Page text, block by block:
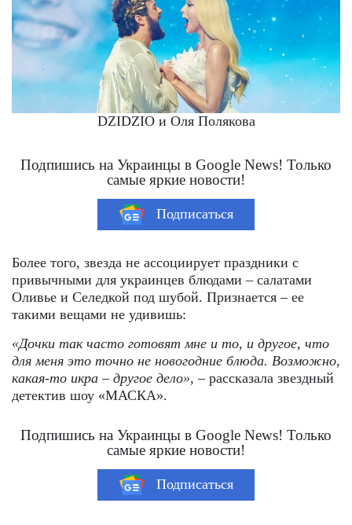
DZIDZIO и Оля Полякова
Подпишись на Украинцы в Google News! Только
самые яркие новости!
Подписаться
Более того, звезда не ассоциирует праздники с
привычными для украинцев блюдами – салатами
Оливье и Селедкой под шубой. Признается – ее
такими вещами не удивишь:
«Дочки так часто готовят мне и то, и другое, что
для меня это точно не новогодние блюда. Возможно,
какая-то икра – другое дело», – рассказала звездный
детектив шоу «МАСКА».
Подпишись на Украинцы в Google News! Только
самые яркие новости!
Подписаться